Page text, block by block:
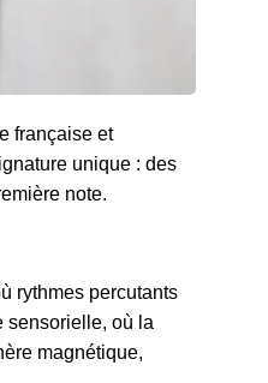
française et
unique : des
note.
rythmes percutants
sensorielle, où la
magnétique,